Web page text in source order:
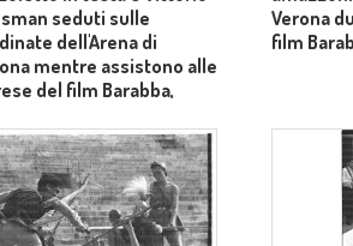
seduti sulle
dell'Arena di
mentre assistono alle
del film Barabba,
- totale
Verona
film